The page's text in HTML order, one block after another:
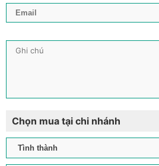
Chọn mua tại chi nhánh